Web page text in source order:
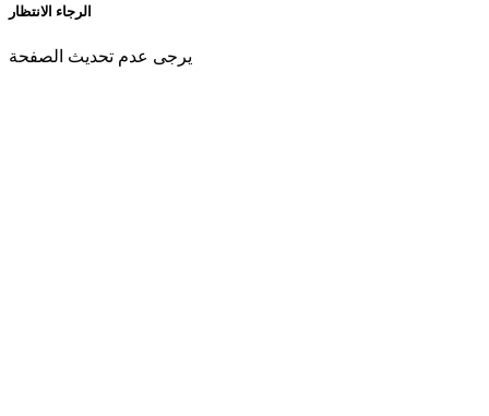
الرجاء الانتظار
يرجى عدم تحديث الصفحة